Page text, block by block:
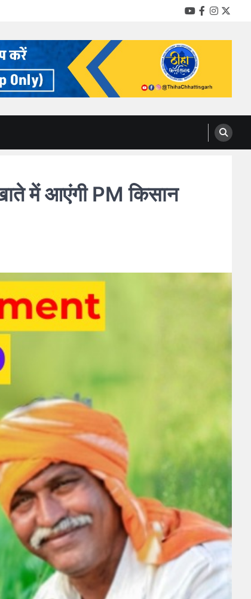
YouTube
Facebook
में आएंगी PM किसान